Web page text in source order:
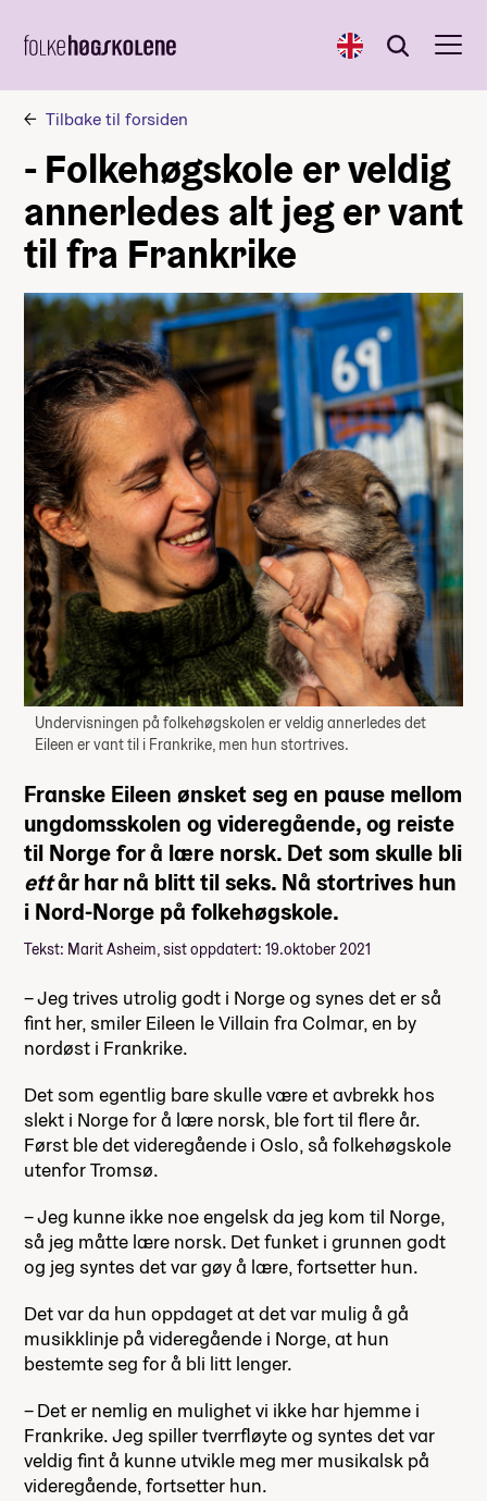
English Søk
Søk
Tilbake til forsiden
- Folkehøgskole er veldig
annerledes alt jeg er vant
til fra Frankrike
Undervisningen på folkehøgskolen er veldig annerledes det
Eileen er vant til i Frankrike, men hun stortrives.
Franske Eileen ønsket seg en pause mellom
ungdomsskolen og videregående, og reiste
til Norge for å lære norsk. Det som skulle bli
ettår har nå blitt til seks. Nå stortrives hun
i Nord-Norge på folkehøgskole.
Tekst: Marit Asheim, sist oppdatert: 19.oktober 2021
– Jeg trives utrolig godt i Norge og synes det er så
fint her, smiler Eileen le Villain fra Colmar, en by
nordøst i Frankrike.
Det som egentlig bare skulle være et avbrekk hos
slekt i Norge for å lære norsk, ble fort til flere år.
Først ble det videregående i Oslo, så folkehøgskole
utenfor Tromsø.
– Jeg kunne ikke noe engelsk da jeg kom til Norge,
så jeg måtte lære norsk. Det funket i grunnen godt
og jeg syntes det var gøy å lære, fortsetter hun.
Det var da hun oppdaget at det var mulig å gå
musikklinje på videregående i Norge, at hun
bestemte seg for å bli litt lenger.
– Det er nemlig en mulighet vi ikke har hjemme i
Frankrike. Jeg spiller tverrfløyte og syntes det var
veldig fint å kunne utvikle meg mer musikalsk på
videregående, fortsetter hun.